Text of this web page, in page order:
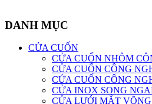
DANH MỤC
CỬA CUỐN
CỬA CUỐN NHÔM
CỬA CUỐN CÔNG
CỬA CUỐN CÔNG
CỬA INOX SONG
CỬA LƯỚI MẮT VÕNG